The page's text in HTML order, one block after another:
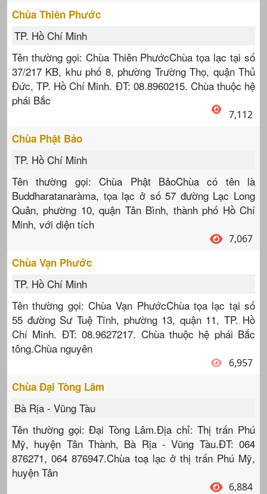
Chùa Thiên Phước
TP. Hồ Chí Minh
Tên thường gọi: Chùa Thiên PhướcChùa tọa lạc tại số
37/217 KB, khu phố 8, phường Trường Thọ, quận Thủ
Đức, TP. Hồ Chí Minh. ĐT: 08.8960215. Chùa thuộc hệ
phái Bắc
7,112
Chùa Phật Bảo
TP. Hồ Chí Minh
Tên thường gọi: Chùa Phật BảoChùa có tên là
Buddharatanaràma, tọa lạc ở số 57 đường Lạc Long
Quân, phường 10, quận Tân Bình, thành phố Hồ Chí
Minh, với diện tích
7,067
Chùa Vạn Phước
TP. Hồ Chí Minh
Tên thường gọi: Chùa Vạn PhướcChùa tọa lạc tại số
55 đường Sư Tuệ Tĩnh, phường 13, quận 11, TP. Hồ
Chí Minh. ĐT: 08.9627217. Chùa thuộc hệ phái Bắc
tông.Chùa nguyên
6,957
Chùa Đại Tòng Lâm
Bà Rịa - Vũng Tàu
Tên thường gọi: Đại Tòng Lâm.Địa chỉ: Thị trấn Phú
Mỹ, huyện Tân Thành, Bà Rịa - Vũng Tàu.ĐT: 064
876271, 064 876947.Chùa toạ lạc ở thị trấn Phú Mỹ,
huyện Tân
6,884